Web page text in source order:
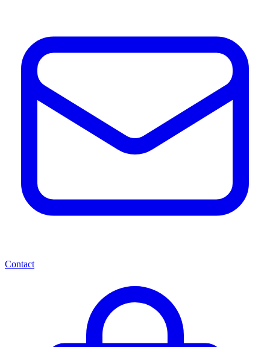
Contact